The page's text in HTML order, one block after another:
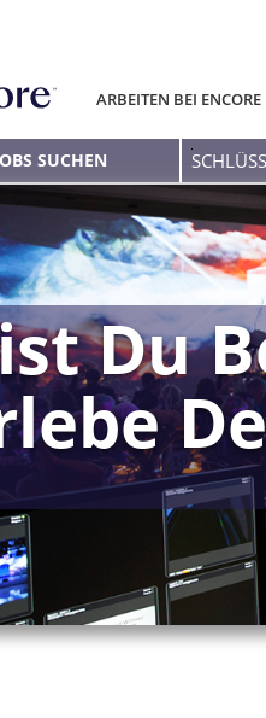
ARBEITEN BEI ENCORE
SUCHEN
eingeben
Du